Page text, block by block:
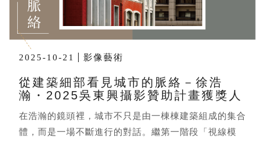
2025-10-21 影像藝術
從建築細部看見城市的脈絡－徐浩
瀚・2025吳東興攝影贊助計畫獲獎人
在浩瀚的鏡頭裡，城市不只是由一棟棟建築組成的集合
體，而是一場不斷進行的對話。繼第一階段「視線模